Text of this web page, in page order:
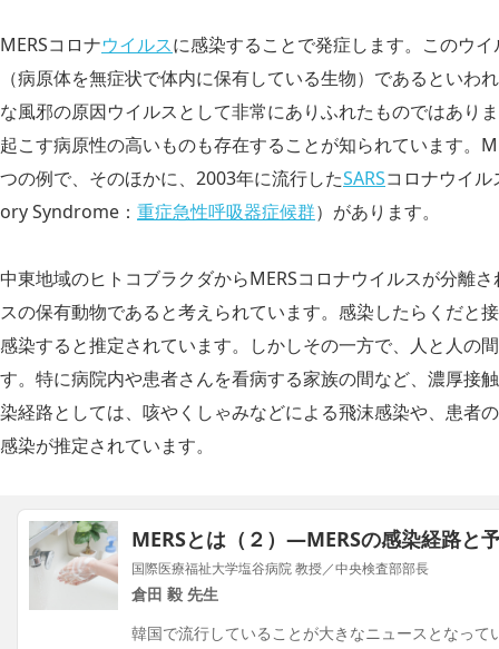
MERSコロナウイルスに感染することで発症します。このウ
（病原体を無症状で体内に保有している生物）であるといわ
な風邪の原因ウイルスとして非常にありふれたものではあり
起こす病原性の高いものも存在することが知られています。
つの例で、そのほかに、2003年に流行したSARSコロナウイ
ory Syndrome： 重症急性呼吸器症候群）があります。
中東地域のヒトコブラクダからMERSコロナウイルスが分離
スの保有動物であると考えられています。感染したらくだと
感染すると推定されています。しかしその一方で、人と人の
す。特に病院内や患者さんを看病する家族の間など、濃厚接
染経路としては、咳やくしゃみなどによる飛沫感染や、患者
感染が推定されています。
MERSとは（２）―MERSの感染経路と
国際医療福祉大学塩谷病院 教授／中央検査部部長
倉田 毅 先生
韓国で流行していることが大きなニュースとなっ